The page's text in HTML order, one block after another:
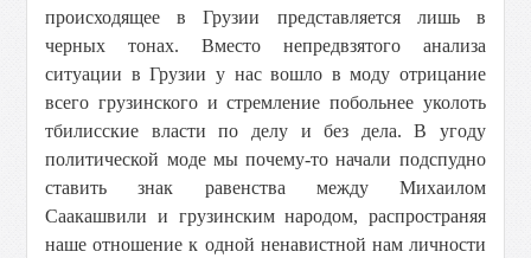
происходящее в Грузии представляется лишь в
черных тонах. Вместо непредвзятого анализа
ситуации в Грузии у нас вошло в моду отрицание
всего грузинского и стремление побольнее уколоть
тбилисские власти по делу и без дела. В угоду
политической моде мы почему-то начали подспудно
ставить знак равенства между Михаилом
Саакашвили и грузинским народом, распространяя
наше отношение к одной ненавистной нам личности